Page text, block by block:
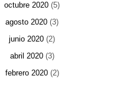
octubre 2020 (5)
agosto 2020 (3)
junio 2020 (2)
abril 2020(3)
febrero 2020(2)